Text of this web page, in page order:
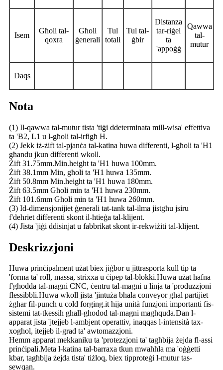
Isem
Għoli tal-
qoxra
Għoli
ġenerali
Tul
totali
Tul tal-
ġbir
Distanza
tar-riġel
ta
'appoġġ
Qawwa
tal-
mutur
Daqs
Nota
(1) Il-qawwa tal-mutur tista 'tiġi ddeterminata mill-wisa' effettiva
ta 'B2, L1 u l-għoli tal-irfigħ H.
(2) Jekk iż-żift tal-pjanċa tal-katina huwa differenti, l-għoli ta 'H1
għandu jkun differenti wkoll.
Żift 31.75mm.Min.height ta 'H1 huwa 100mm.
Żift 38.1mm Min, għoli ta 'H1 huwa 135mm.
Żift 50.8mm Min.height ta 'H1 huwa 180mm.
Żift 63.5mm Għoli min ta 'H1 huwa 230mm.
Żift 101.6mm Għoli min ta 'H1 huwa 260mm.
(3) Id-dimensjonijiet ġenerali tat-tank tal-ilma jistgħu jsiru
f'dehriet differenti skont il-ħtieġa tal-klijent.
(4) Jista 'jiġi ddisinjat u fabbrikat skont ir-rekwiżiti tal-klijent.
Deskrizzjoni
Huwa prinċipalment użat biex jiġbor u jittrasporta kull tip ta
'forma ta' roll, massa, strixxa u ċipep tal-blokki.Huwa użat ħafna
f'għodda tal-magni CNC, ċentru tal-magni u linja ta 'produzzjoni
flessibbli.Huwa wkoll jista 'jintuża bħala conveyor għal partijiet
żgħar fil-punch u cold forging.it hija unità funzjoni importanti fis-
sistemi tat-tkessiħ għall-għodod tal-magni magħquda.Dan l-
apparat jista 'jtejjeb l-ambjent operattiv, inaqqas l-intensità tax-
xogħol, itejjeb il-grad ta' awtomazzjoni.
Hemm apparat mekkaniku ta 'protezzjoni ta' tagħbija żejda fl-assi
prinċipali.Meta l-katina tal-barraxa tkun mwaħħla ma 'oġġetti
kbar, tagħbija żejda tista' tiżloq, biex tipproteġi l-mutur tas-
sewqan.